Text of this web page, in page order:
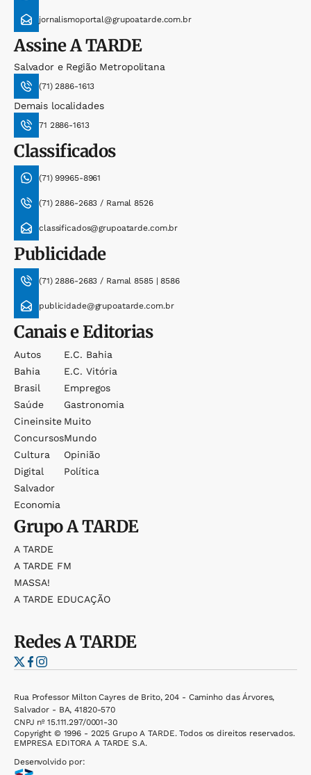
jornalismoportal@grupoatarde.com.br
AssineA TARDE
Salvador e Região Metropolitana
(71) 2886-1613
Demais localidades
71 2886-1613
Classificados
(71) 99965-8961
(71) 2886-2683 / Ramal 8526
classificados@grupoatarde.com.br
Publicidade
(71) 2886-2683 / Ramal 8585 | 8586
publicidade@grupoatarde.com.br
Canais e Editorias
Autos
Bahia
Brasil
Saúde
Cineinsite
Concursos
Cultura
Digital
Salvador
Economia
E.c. Bahia
E.c. Vitória
Empregos
Gastronomia
Muito
Mundo
Opinião
Política
GrupoA TARDE
A TARDE
A TARDE FM
MASSA!
A TARDE EDUCAÇÃO
RedesA TARDE
Rua Professor Milton Cayres de Brito, 204 - Caminho das Árvores,
Salvador - BA, 41820-570
CNPJ nº 15.111.297/0001-30
Copyright © 1996 - 2025 Grupo A TARDE. Todos os direitos reservados.
EMPRESA EDITORA A TARDE S.A.
Desenvolvido por: